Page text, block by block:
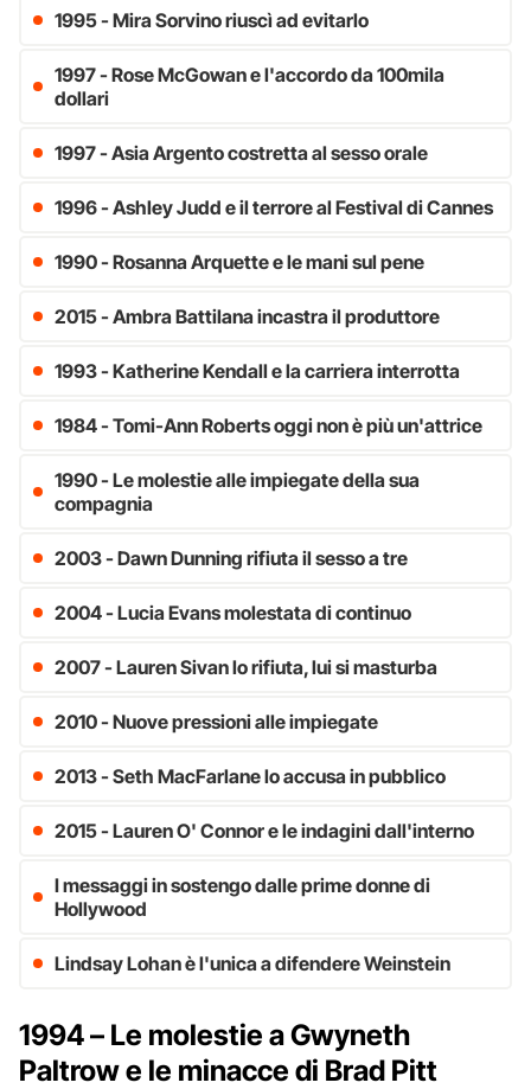
1995 - Mira Sorvino riuscì ad evitarlo
1997 - Rose McGowan e l'accordo da 100mila
dollari
1997 - Asia Argento costretta al sesso orale
1996 - Ashley Judd e il terrore al Festival di Cannes
1990 - Rosanna Arquette e le mani sul pene
2015 - Ambra Battilana incastra il produttore
1993 - Katherine Kendall e la carriera interrotta
1984 - Tomi-Ann Roberts oggi non è più un'attrice
1990 - Le molestie alle impiegate della sua
compagnia
2003 - Dawn Dunning rifiuta il sesso a tre
2004 - Lucia Evans molestata di continuo
2007 - Lauren Sivan lo rifiuta, lui si masturba
2010 - Nuove pressioni alle impiegate
2013 - Seth MacFarlane lo accusa in pubblico
2015 - Lauren O' Connor e le indagini dall'interno
I messaggi in sostengo dalle prime donne di
Hollywood
Lindsay Lohan è l'unica a difendere Weinstein
1994 – Le molestie a Gwyneth
Paltrow e le minacce di Brad Pitt